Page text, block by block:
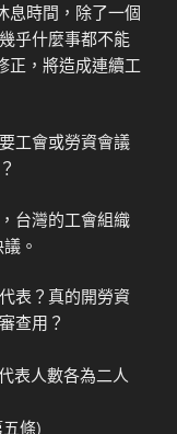
息時間，除了一個
乎什麼事都不能
正，將造成連續工
工會或勞資會議
台灣的工會組織
。
表？真的開勞資
查用？
表人數各為二人
條)